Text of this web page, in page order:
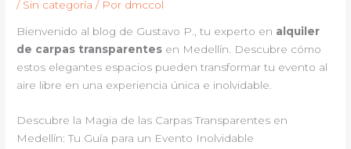
/ Sin categoría / Por dmccol
Bienvenido al blog de Gustavo P., tu experto en alquiler
de carpas transparentes en Medellín. Descubre cómo
estos elegantes espacios pueden transformar tu evento al
aire libre en una experiencia única e inolvidable.
Descubre la Magia de las Carpas Transparentes en
Medellín: Tu Guía para un Evento Inolvidable